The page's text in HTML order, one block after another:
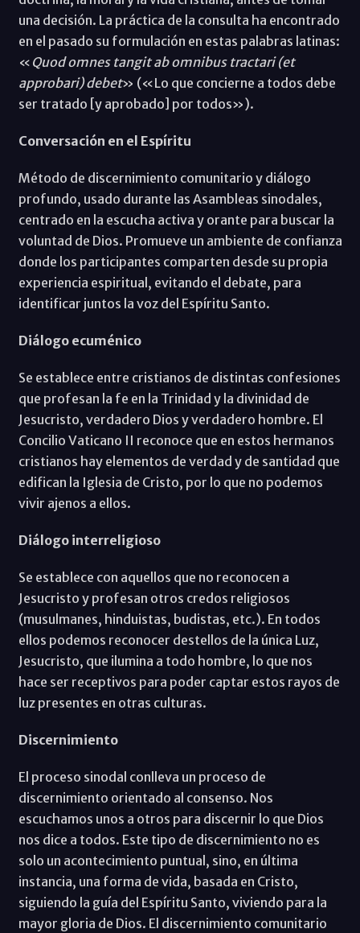
una decisión. La práctica de la consulta ha encontrado
en el pasado su formulación en estas palabras latinas:
« Quod omnes tangit ab omnibus tractari (et
approbari) debet» («Lo que concierne a todos debe
ser tratado [y aprobado] por todos»).
Conversación en el Espíritu
Método de discernimiento comunitario y diálogo
profundo, usado durante las Asambleas sinodales,
centrado en la escucha activa y orante para buscar la
voluntad de Dios. Promueve un ambiente de confianza
donde los participantes comparten desde su propia
experiencia espiritual, evitando el debate, para
identificar juntos la voz del Espíritu Santo.
Diálogo ecuménico
Se establece entre cristianos de distintas confesiones
que profesan la fe en la Trinidad y la divinidad de
Jesucristo, verdadero Dios y verdadero hombre. El
Concilio Vaticano II reconoce que en estos hermanos
cristianos hay elementos de verdad y de santidad que
edifican la Iglesia de Cristo, por lo que no podemos
vivir ajenos a ellos.
Diálogo interreligioso
Se establece con aquellos que no reconocen a
Jesucristo y profesan otros credos religiosos
(musulmanes, hinduistas, budistas, etc.). En todos
ellos podemos reconocer destellos de la única Luz,
Jesucristo, que ilumina a todo hombre, lo que nos
hace ser receptivos para poder captar estos rayos de
luz presentes en otras culturas.
Discernimiento
El proceso sinodal conlleva un proceso de
discernimiento orientado al consenso. Nos
escuchamos unos a otros para discernir lo que Dios
nos dice a todos. Este tipo de discernimiento no es
solo un acontecimiento puntual, sino, en última
instancia, una forma de vida, basada en Cristo,
siguiendo la guía del Espíritu Santo, viviendo para la
mayor gloria de Dios. El discernimiento comunitario